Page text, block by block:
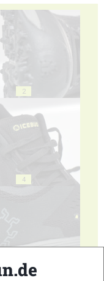
2
4
6